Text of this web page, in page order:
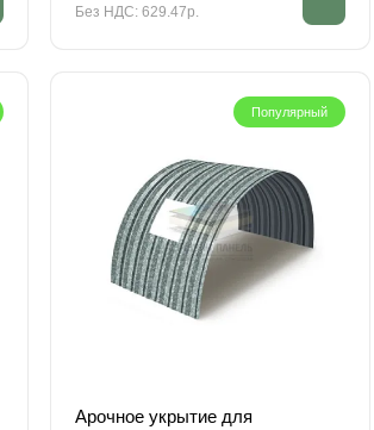
Без НДС: 629.47р.
Популярный
Арочное укрытие для